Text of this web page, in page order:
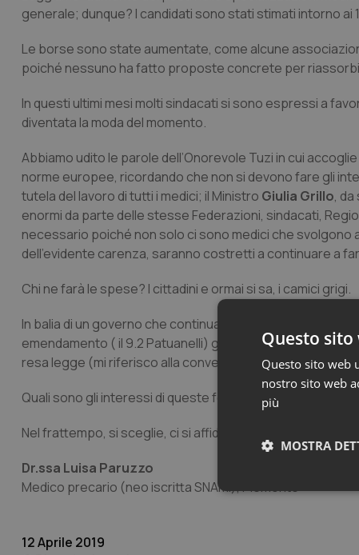
generale; dunque? I candidati sono stati stimati intorno ai
Le borse sono state aumentate, come alcune
poiché nessuno ha fatto proposte concrete per
In questi ultimi mesi molti sindacati si sono espressi a
diventata la moda del momento.
Abbiamo udito le parole dell’Onorevole Tuzi in cui
norme europee, ricordando che non si devono fare gli
tutela del lavoro di tutti i medici; il Ministro Giulia Grillo,
enormi da parte delle stesse Federazioni, sindacati,
necessario poiché non solo ci sono medici che
dell’evidente carenza, saranno costretti a continuare a
Chi ne farà le spese? I cittadini e ormai si sa, i camici grigi.
In balia di un governo che continuamente si manifesta
emendamento ( il 9.2 Patuanelli) già scritto e approvato
resa legge (mi riferisco alla convezione a chi è in
Quali sono gli interessi di queste forze che si oppongono?
Nel frattempo, si sceglie, ci si affida ad un sindacato
Dr.ssa Luisa Paruzzo
Medico precario (neo iscritta SNAMI), Piemonte
12 Aprile 2019
Questo
Questo sito web
nostro sito web
più
MOSTRA